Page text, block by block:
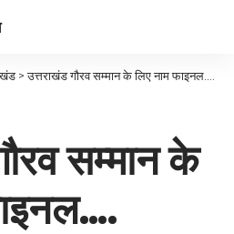
>उत्तराखंड गौरव सम्मान के लिए नाम फाइनल….
सम्मान के